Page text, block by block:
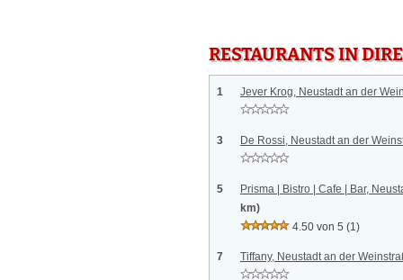
RESTAURANTS IN
1 Jever Krog, Neustadt an der
3 De Rossi, Neustadt an der
5
Prisma | Bistro | Cafe | Bar,
km)
4.50 von 5 (1)
7 Tiffany, Neustadt an der